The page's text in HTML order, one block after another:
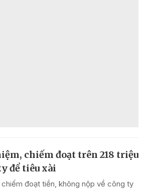
chiếm đoạt trên 218 triệu
để tiêu xài
chiếm đoạt tiền, không nộp về công ty